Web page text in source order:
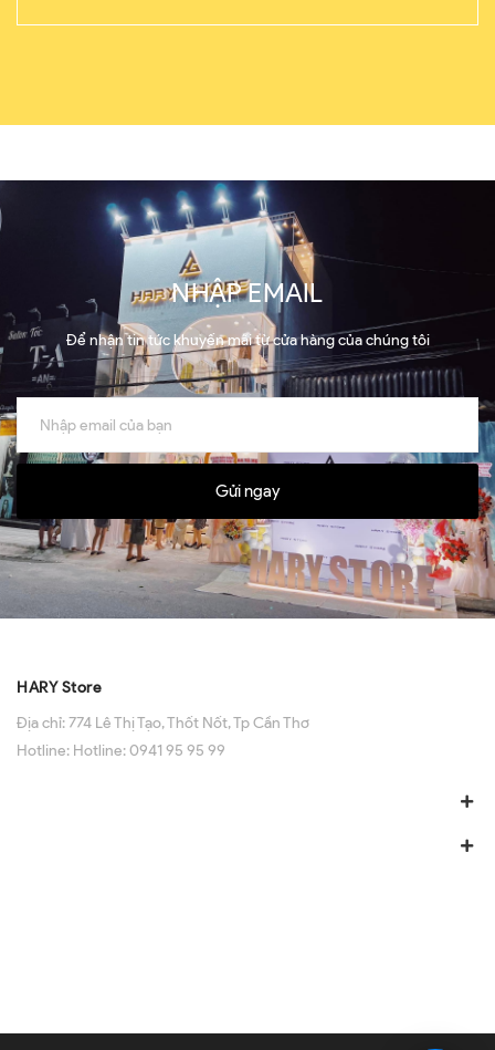
NHẬP EMAIL
Để nhận tin tức khuyến mãi từ cửa hàng của chúng tôi
Gửi ngay
HARY Store
Địa chỉ:774 Lê Thị Tạo, Thốt Nốt, Tp Cần Thơ
Hotline: Hotline: 0941 95 95 99